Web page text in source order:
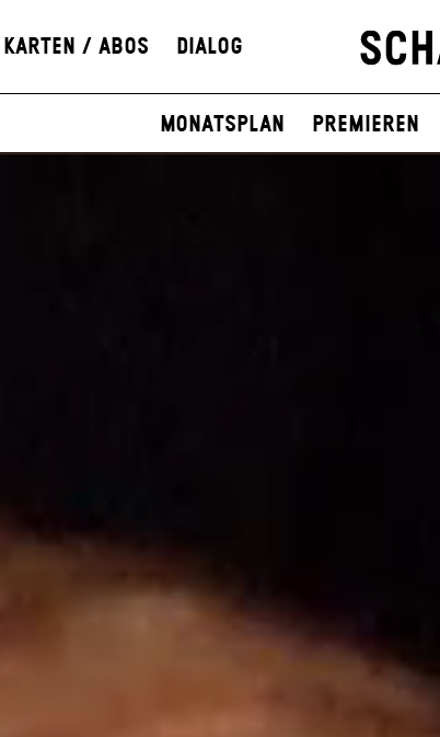
Karten / Abos Dialog
Monatsplan Premieren